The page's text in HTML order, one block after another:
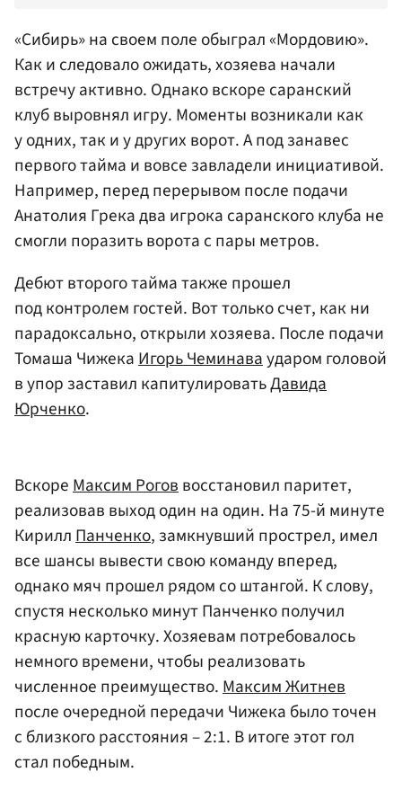
«Сибирь» на своем поле обыграл «Мордовию».
Как и следовало ожидать, хозяева начали
встречу активно. Однако вскоре саранский
клуб выровнял игру. Моменты возникали как
у одних, так и у других ворот. А под занавес
первого тайма и вовсе завладели инициативой.
Например, перед перерывом после подачи
Анатолия Грека два игрока саранского клуба не
смогли поразить ворота с пары метров.
Дебют второго тайма также прошел
под контролем гостей. Вот только счет, как ни
парадоксально, открыли хозяева. После подачи
Томаша ЧижекаИгорь Чеминаваударом головой
в упор заставил капитулироватьДавида
Юрченко.
ВскореМаксим Роговвосстановил паритет,
реализовав выход один на один. На 75-й минуте
КириллПанченко, замкнувший прострел, имел
все шансы вывести свою команду вперед,
однако мяч прошел рядом со штангой. К слову,
спустя несколько минут Панченко получил
красную карточку. Хозяевам потребовалось
немного времени, чтобы реализовать
численное преимущество.Максим Житнев
после очередной передачи Чижека было точен
с близкого расстояния – 2:1. В итоге этот гол
стал победным.